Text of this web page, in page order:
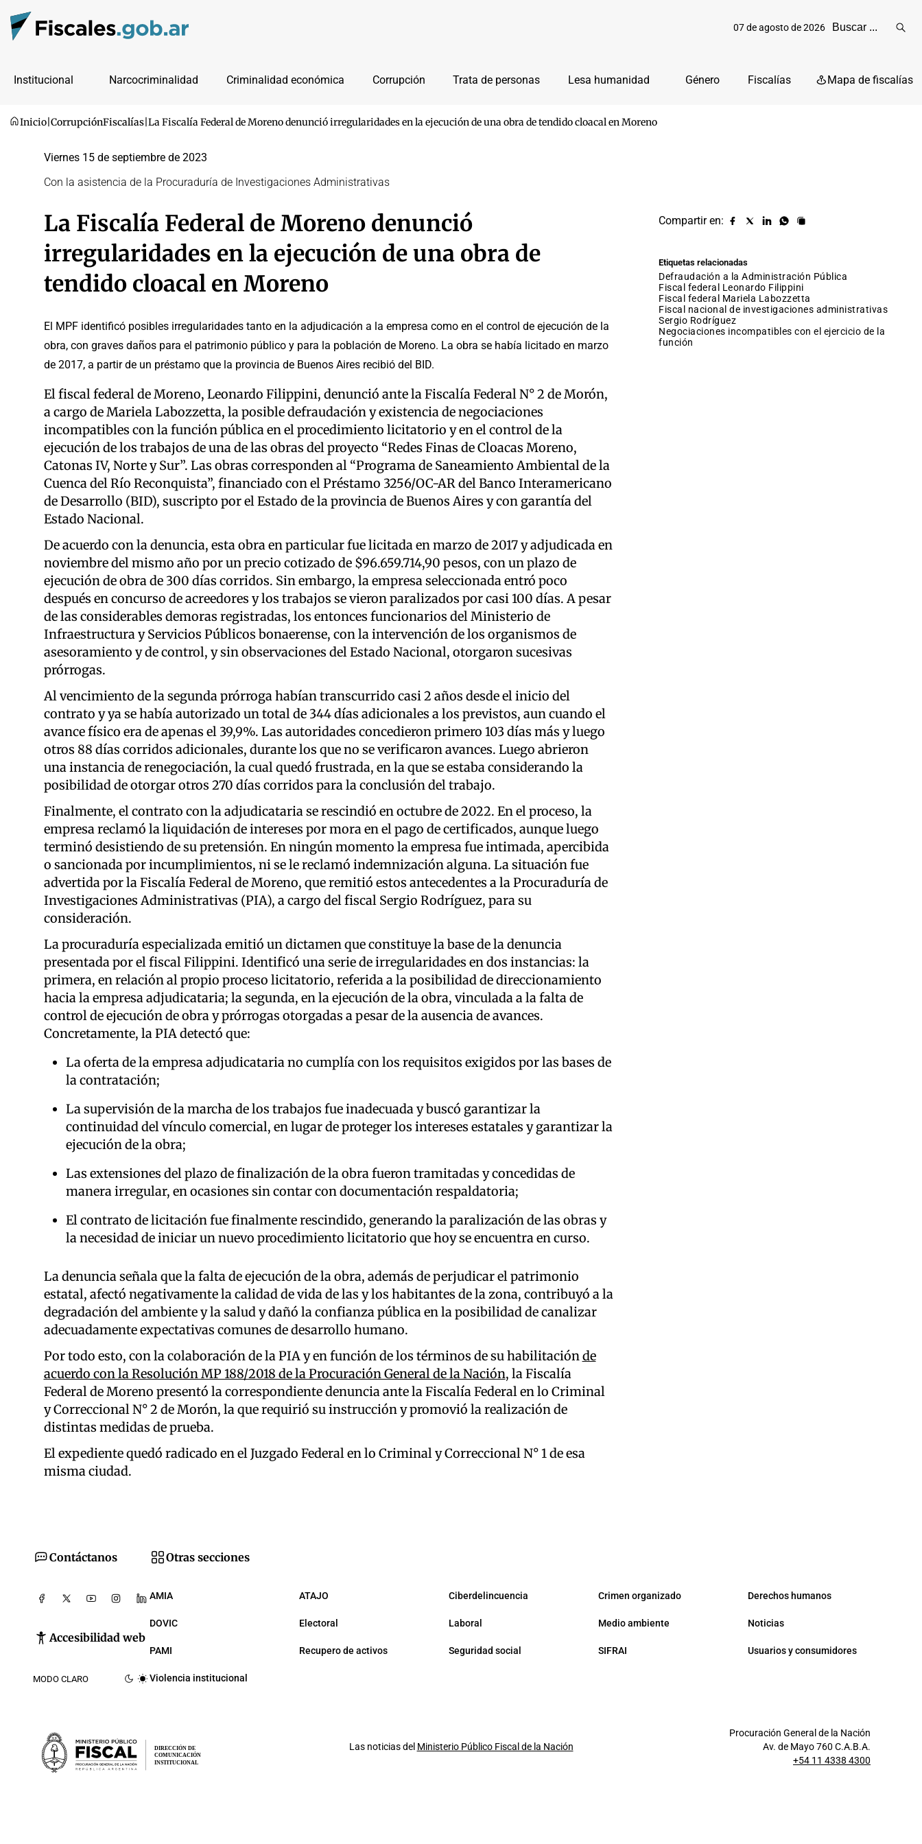
07 de agosto de 2026
Institucional Narcocriminalidad Criminalidad económica Corrupción Trata de personas Lesa humanidad Género Fiscalías Mapa de fiscalías
Inicio CorrupciónFiscalías La Fiscalía Federal de Moreno denunció irregularidades en la ejecución de una obra de tendido cloacal en Moreno
Viernes 15 de septiembre de 2023
Con la asistencia de la Procuraduría de Investigaciones Administrativas
La Fiscalía Federal de Moreno denunció
irregularidades en la ejecución de una obra de
tendido cloacal en Moreno
El MPF identificó posibles irregularidades tanto en la adjudicación a la empresa como en el control de ejecución de la
obra, con graves daños para el patrimonio público y para la población de Moreno. La obra se había licitado en marzo
de 2017, a partir de un préstamo que la provincia de Buenos Aires recibió del BID.
El fiscal federal de Moreno, Leonardo Filippini, denunció ante la Fiscalía Federal N° 2 de Morón,
a cargo de Mariela Labozzetta, la posible defraudación y existencia de negociaciones
incompatibles con la función pública en el procedimiento licitatorio y en el control de la
ejecución de los trabajos de una de las obras del proyecto “Redes Finas de Cloacas Moreno,
Catonas IV, Norte y Sur”. Las obras corresponden al “Programa de Saneamiento Ambiental de la
Cuenca del Río Reconquista”, financiado con el Préstamo 3256/OC-AR del Banco Interamericano
de Desarrollo (BID), suscripto por el Estado de la provincia de Buenos Aires y con garantía del
Estado Nacional.
De acuerdo con la denuncia, esta obra en particular fue licitada en marzo de 2017 y adjudicada en
noviembre del mismo año por un precio cotizado de $96.659.714,90 pesos, con un plazo de
ejecución de obra de 300 días corridos. Sin embargo, la empresa seleccionada entró poco
después en concurso de acreedores y los trabajos se vieron paralizados por casi 100 días. A pesar
de las considerables demoras registradas, los entonces funcionarios del Ministerio de
Infraestructura y Servicios Públicos bonaerense, con la intervención de los organismos de
asesoramiento y de control, y sin observaciones del Estado Nacional, otorgaron sucesivas
prórrogas.
Al vencimiento de la segunda prórroga habían transcurrido casi 2 años desde el inicio del
contrato y ya se había autorizado un total de 344 días adicionales a los previstos, aun cuando el
avance físico era de apenas el 39,9%. Las autoridades concedieron primero 103 días más y luego
otros 88 días corridos adicionales, durante los que no se verificaron avances. Luego abrieron
una instancia de renegociación, la cual quedó frustrada, en la que se estaba considerando la
posibilidad de otorgar otros 270 días corridos para la conclusión del trabajo.
Finalmente, el contrato con la adjudicataria se rescindió en octubre de 2022. En el proceso, la
empresa reclamó la liquidación de intereses por mora en el pago de certificados, aunque luego
terminó desistiendo de su pretensión. En ningún momento la empresa fue intimada, apercibida
o sancionada por incumplimientos, ni se le reclamó indemnización alguna. La situación fue
advertida por la Fiscalía Federal de Moreno, que remitió estos antecedentes a la Procuraduría de
Investigaciones Administrativas (PIA), a cargo del fiscal Sergio Rodríguez, para su
consideración.
La procuraduría especializada emitió un dictamen que constituye la base de la denuncia
presentada por el fiscal Filippini. Identificó una serie de irregularidades en dos instancias: la
primera, en relación al propio proceso licitatorio, referida a la posibilidad de direccionamiento
hacia la empresa adjudicataria; la segunda, en la ejecución de la obra, vinculada a la falta de
control de ejecución de obra y prórrogas otorgadas a pesar de la ausencia de avances.
Concretamente, la PIA detectó que:
La oferta de la empresa adjudicataria no cumplía con los requisitos exigidos por las bases de
la contratación;
La supervisión de la marcha de los trabajos fue inadecuada y buscó garantizar la
continuidad del vínculo comercial, en lugar de proteger los intereses estatales y garantizar la
ejecución de la obra;
Las extensiones del plazo de finalización de la obra fueron tramitadas y concedidas de
manera irregular, en ocasiones sin contar con documentación respaldatoria;
El contrato de licitación fue finalmente rescindido, generando la paralización de las obras y
la necesidad de iniciar un nuevo procedimiento licitatorio que hoy se encuentra en curso.
La denuncia señala que la falta de ejecución de la obra, además de perjudicar el patrimonio
estatal, afectó negativamente la calidad de vida de las y los habitantes de la zona, contribuyó a la
degradación del ambiente y la salud y dañó la confianza pública en la posibilidad de canalizar
adecuadamente expectativas comunes de desarrollo humano.
Por todo esto, con la colaboración de la PIA y en función de los términos de su habilitaciónde
acuerdo con la Resolución MP 188/2018 de la Procuración General de la Nación, la Fiscalía
Federal de Moreno presentó la correspondiente denuncia ante la Fiscalía Federal en lo Criminal
y Correccional N° 2 de Morón, la que requirió su instrucción y promovió la realización de
distintas medidas de prueba.
El expediente quedó radicado en el Juzgado Federal en lo Criminal y Correccional N° 1 de esa
misma ciudad.
Compartir en:
Compartir
Compartir
Compartir
Compartir
Copiar
Etiquetas relacionadas
defraudación a la Administración Pública
fiscal federal Leonardo Filippini
fiscal federal Mariela Labozzetta
fiscal nacional de investigaciones administrativas
Sergio Rodríguez
negociaciones incompatibles con el ejercicio de la
función
Contáctanos
Accesibilidad web
MODO CLARO
Otras secciones
AMIA ATAJO Ciberdelincuencia Crimen organizado Derechos humanos
DOVIC Electoral Laboral Medio ambiente Noticias
PAMI Recupero de activos Seguridad social SIFRAI Usuarios y consumidores
Violencia institucional
DIRECCIÓN DE
COMUNICACIÓN
INSTITUCIONAL
Las noticias del Ministerio Público Fiscal de la Nación
Procuración General de la Nación
Av. de Mayo 760 C.A.B.A.
+54 11 4338 4300